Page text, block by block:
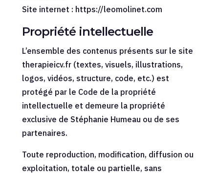
Site internet : https://leomolinet.com
Propriété intellectuelle
L’ensemble des contenus présents sur le site
therapieicv.fr (textes, visuels, illustrations,
logos, vidéos, structure, code, etc.) est
protégé par le Code de la propriété
intellectuelle et demeure la propriété
exclusive de Stéphanie Humeau ou de ses
partenaires.
Toute reproduction, modification, diffusion ou
exploitation, totale ou partielle, sans